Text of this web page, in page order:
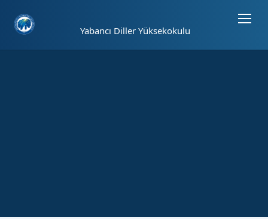
Yabancı Diller Yüksekokulu